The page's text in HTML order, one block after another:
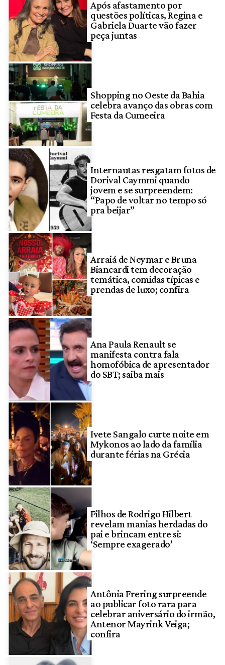
Após afastamento por
questões políticas, Regina e
Gabriela Duarte vão fazer
peça juntas
Shopping no Oeste da Bahia
celebra avanço das obras com
Festa da Cumeeira
Internautas resgatam fotos de
Dorival Caymmi quando
jovem e se surpreendem:
“Papo de voltar no tempo só
pra beijar”
Arraiá de Neymar e Bruna
Biancardi tem decoração
temática, comidas típicas e
prendas de luxo; confira
Ana Paula Renault se
manifesta contra fala
homofóbica de apresentador
do SBT; saiba mais
Ivete Sangalo curte noite em
Mykonos ao lado da família
durante férias na Grécia
Filhos de Rodrigo Hilbert
revelam manias herdadas do
pai e brincam entre si:
‘Sempre exagerado’
Antônia Frering surpreende
ao publicar foto rara para
celebrar aniversário do irmão,
Antenor Mayrink Veiga;
confira